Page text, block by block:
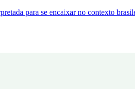
para se encaixar no contexto